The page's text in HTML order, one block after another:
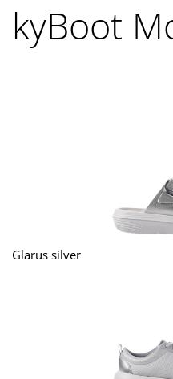
kyBoot
Glarus silver